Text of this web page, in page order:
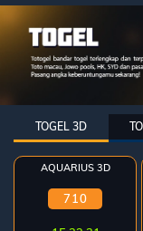
Togel
Live
Slot
Games
Arcade
TOGEL 3D
AQUARIUS 3D
710